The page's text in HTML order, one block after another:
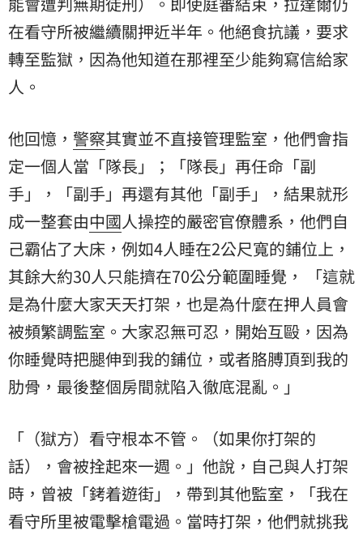
在看守所被繼續關押近半年。他絕食抗議，要求
轉至監獄，因為他知道在那裡至少能夠寫信給家
人。
他回憶， 警察其實並不直接管理監室，他們會指
定一個人當「隊長」；「隊長」再任命「副
手」，「副手」再還有其他「副手」，結果就形
成一整套由中國人操控的嚴密官僚體系，他們自
己霸佔了大床，例如4人睡在2公尺寬的鋪位上，
其餘大約30人只能擠在70公分範圍睡覺， 「這就
是為什麼大家天天打架，也是為什麼在押人員會
被頻繁調監室。大家忍無可忍，開始互毆，因為
你睡覺時把腿伸到我的鋪位，或者胳膊頂到我的
肋骨，最後整個房間就陷入徹底混亂。」
「（獄方）看守根本不管。（如果你打架的
話），會被拴起來一週。」他說，自己與人打架
時，曾被「銬着遊街」，帶到其他監室，「我在
看守所里被電擊槍電過。當時打架，他們就挑我